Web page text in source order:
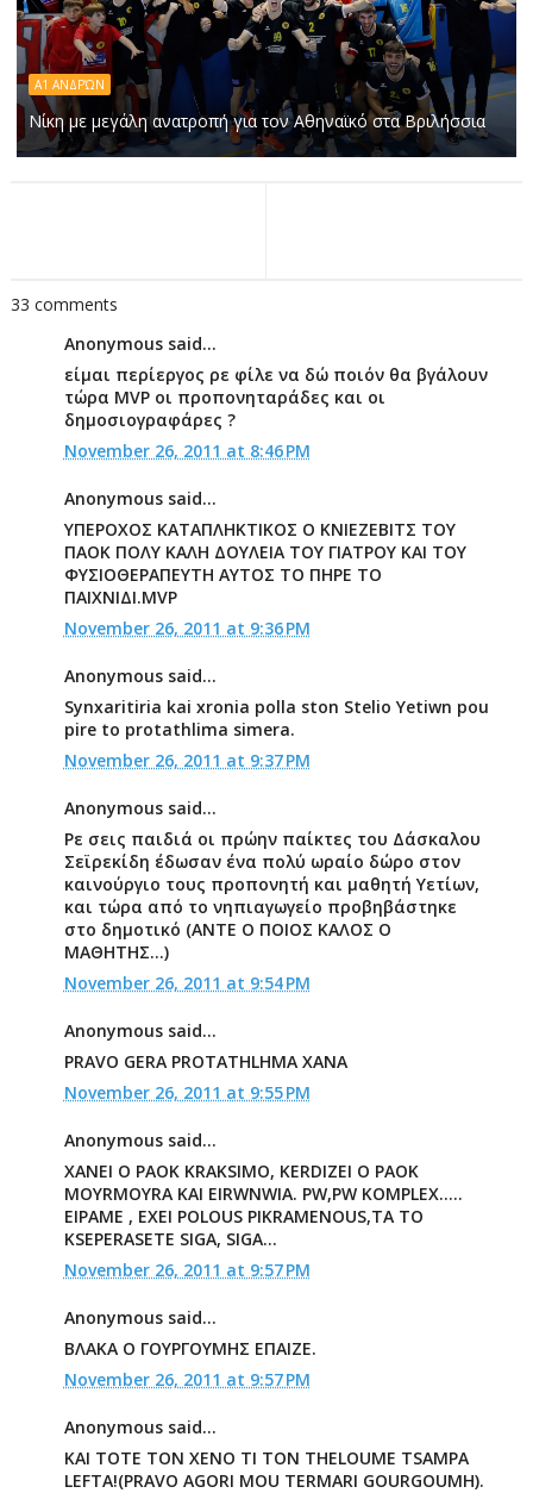
Α1 ΑΝΔΡΏΝ
Νίκη με μεγάλη ανατροπή για τον Αθηναϊκό στα Βριλήσσια
33 comments
Anonymous said...
είμαι περίεργος ρε φίλε να δώ ποιόν θα βγάλουν
τώρα MVP οι προπονηταράδες και οι
δημοσιογραφάρες ?
November 26, 2011 at 8:46 PM
Anonymous said...
ΥΠΕΡΟΧΟΣ ΚΑΤΑΠΛΗΚΤΙΚΟΣ Ο ΚΝΙΕΖΕΒΙΤΣ ΤΟΥ
ΠΑΟΚ ΠΟΛΥ ΚΑΛΗ ΔΟΥΛΕΙΑ ΤΟΥ ΓΙΑΤΡΟΥ ΚΑΙ ΤΟΥ
ΦΥΣΙΟΘΕΡΑΠΕΥΤΗ ΑΥΤΟΣ ΤΟ ΠΗΡΕ ΤΟ
ΠΑΙΧΝΙΔΙ.MVP
November 26, 2011 at 9:36 PM
Anonymous said...
Synxaritiria kai xronia polla ston Stelio Yetiwn pou
pire to protathlima simera.
November 26, 2011 at 9:37 PM
Anonymous said...
Ρε σεις παιδιά οι πρώην παίκτες του Δάσκαλου
Σεϊρεκίδη έδωσαν ένα πολύ ωραίο δώρο στον
καινούργιο τους προπονητή και μαθητή Υετίων,
και τώρα από το νηπιαγωγείο προβηβάστηκε
στο δημοτικό (ΑΝΤΕ Ο ΠΟΙΟΣ ΚΑΛΟΣ Ο
ΜΑΘΗΤΗΣ...)
November 26, 2011 at 9:54 PM
Anonymous said...
PRAVO GERA PROTATHLHMA XANA
November 26, 2011 at 9:55 PM
Anonymous said...
XANEI O PAOK KRAKSIMO, KERDIZEI O PAOK
MOYRMOYRA KAI EIRWNWIA. PW,PW KOMPLEX.....
EIPAME , EXEI POLOUS PIKRAMENOUS,TA TO
KSEPERASETE SIGA, SIGA...
November 26, 2011 at 9:57 PM
Anonymous said...
ΒΛΑΚΑ Ο ΓΟΥΡΓΟΥΜΗΣ ΕΠΑΙΖΕ.
November 26, 2011 at 9:57 PM
Anonymous said...
KAI TOTE TON XENO TI TON THELOUME TSAMPA
LEFTA!(PRAVO AGORI MOU TERMARI GOURGOUMH).